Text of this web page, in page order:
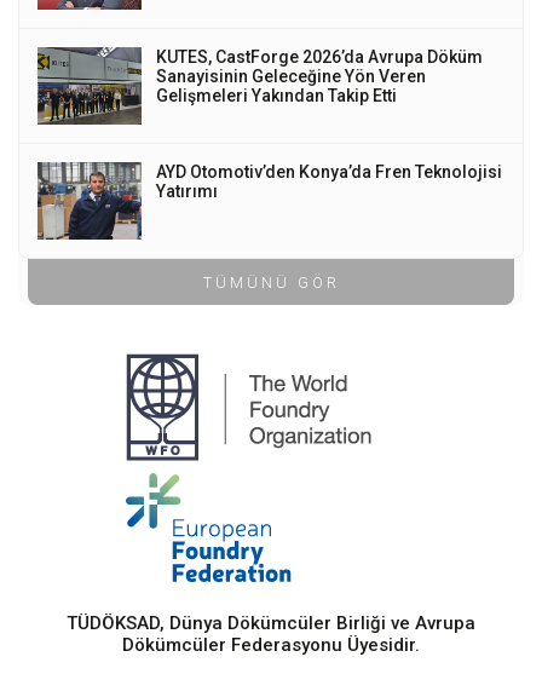
KUTES, CastForge 2026’da Avrupa Döküm
Sanayisinin Geleceğine Yön Veren
Gelişmeleri Yakından Takip Etti
AYD Otomotiv’den Konya’da Fren Teknolojisi
Yatırımı
TÜMÜNÜ GÖR
TÜDÖKSAD, Dünya Dökümcüler Birliği ve Avrupa
Dökümcüler Federasyonu Üyesidir.